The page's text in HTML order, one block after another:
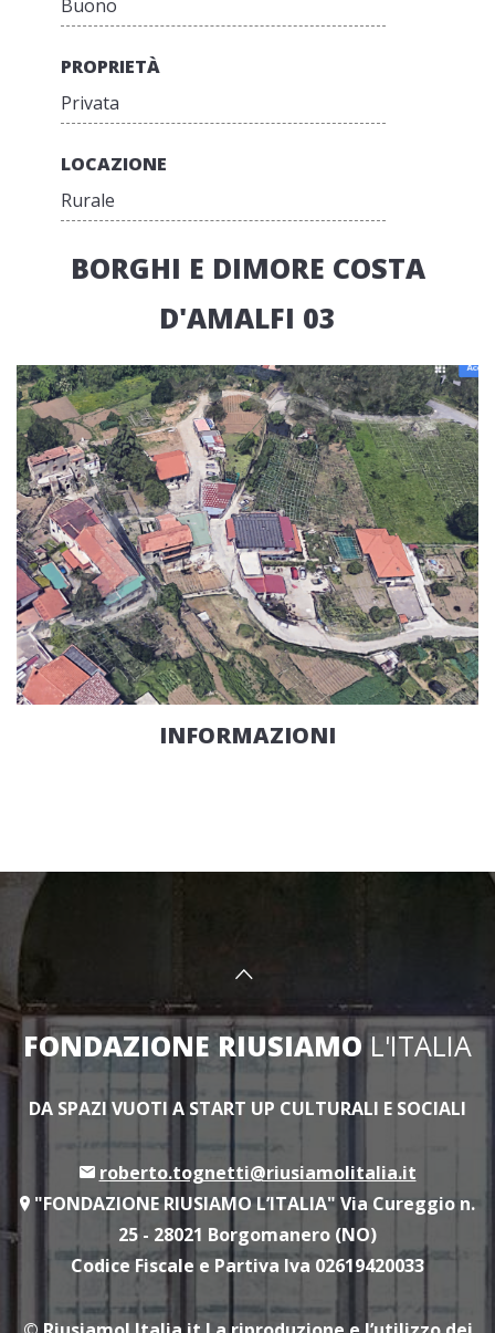
Buono
PROPRIETÀ
Privata
LOCAZIONE
Rurale
BORGHI E DIMORE COSTA
D'AMALFI 03
INFORMAZIONI
FONDAZIONE RIUSIAMOL'ITALIA
DA SPAZI VUOTI A START UP CULTURALI E SOCIALI
roberto.tognetti@riusiamolitalia.it
"FONDAZIONE RIUSIAMO L’ITALIA" Via Cureggio n.
25 - 28021 Borgomanero (NO)
Codice Fiscale e Partiva Iva 02619420033